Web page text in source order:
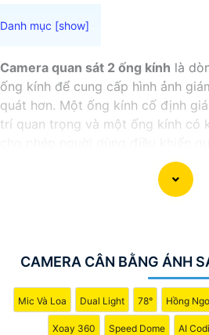
Camera quan sát 2 ống kính là
ống kính để cung cấp hình ảnh
quát hơn. Một ống kính cố định
trí quan trọng và một ống kính có
toàn cảnh mọi không gian xung
quan sát này, mọi hoạt động diễn
đều không thoát khỏi tầm mắt của
CAMERA CÂN BẰNG ÁNH
Mic Và Loa Dual Light 78° Hồng
Xoay 360 Speed Dome AI